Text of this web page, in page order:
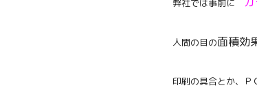
弊社では事前に
人間の目の面積効
印刷の具合とか、